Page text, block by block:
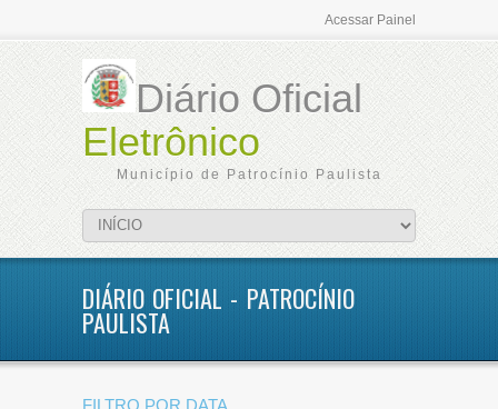
Acessar Painel
Diário Oficial
Eletrônico
Município de Patrocínio Paulista
DIÁRIO OFICIAL - PATROCÍNIO
PAULISTA
FILTRO POR DATA